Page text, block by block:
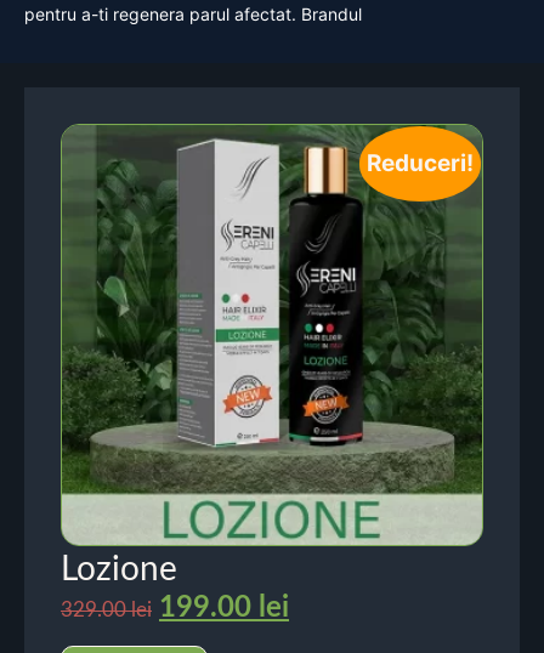
pentru a-ti regenera parul afectat. Brandul
Reduceri!
Lozione
329.00lei 199.00 lei